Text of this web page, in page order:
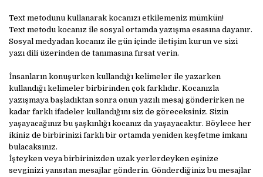
Text metodunu kullanarak kocanızı etkilemeniz mümkün!
Text metodu kocanız ile sosyal ortamda yazışma esasına dayanır.
Sosyal medyadan kocanız ile gün içinde iletişim kurun ve sizi
yazı dili üzerinden de tanımasına fırsat verin.
İnsanların konuşurken kullandığı kelimeler ile yazarken
kullandığı kelimeler birbirinden çok farklıdır. Kocanızla
yazışmaya başladıktan sonra onun yazılı mesaj gönderirken ne
kadar farklı ifadeler kullandığını siz de göreceksiniz. Sizin
yaşayacağınız bu şaşkınlığı kocanız da yaşayacaktır. Böylece her
ikiniz de birbirinizi farklı bir ortamda yeniden keşfetme imkanı
bulacaksınız.
İşteyken veya birbirinizden uzak yerlerdeyken eşinize
sevginizi yansıtan mesajlar gönderin. Gönderdiğiniz bu mesajlar